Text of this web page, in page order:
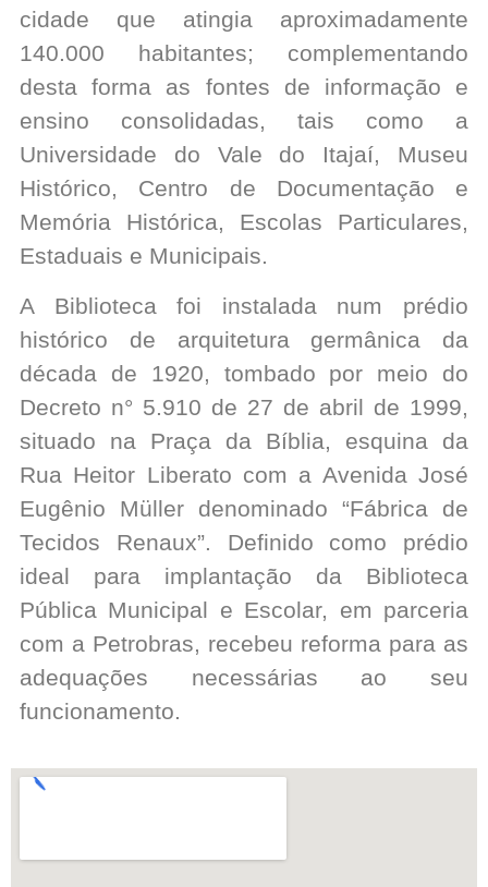
cidade que atingia aproximadamente
140.000 habitantes; complementando
desta forma as fontes de informação e
ensino consolidadas, tais como a
Universidade do Vale do Itajaí, Museu
Histórico, Centro de Documentação e
Memória Histórica, Escolas Particulares,
Estaduais e Municipais.
A Biblioteca foi instalada num prédio
histórico de arquitetura germânica da
década de 1920, tombado por meio do
Decreto n° 5.910 de 27 de abril de 1999,
situado na Praça da Bíblia, esquina da
Rua Heitor Liberato com a Avenida José
Eugênio Müller denominado “Fábrica de
Tecidos Renaux”. Definido como prédio
ideal para implantação da Biblioteca
Pública Municipal e Escolar, em parceria
com a Petrobras, recebeu reforma para as
adequações necessárias ao seu
funcionamento.